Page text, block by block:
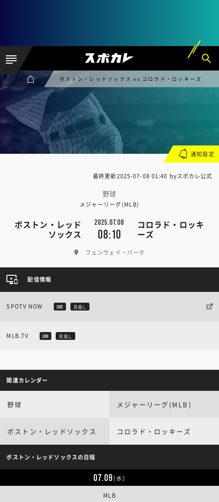
ボストン・レッドソックス vs コロラド・ロッキーズ
最終更新2025-07-08 01:40 byスポカレ公式
野球
メジャーリーグ(MLB)
ボストン・レッド
ソックス
2025.07.08
08:10
コロラド・ロッキ
ーズ
フェンウェイ・パーク
通知設定
配信情報
SPOTV NOW LIVE 見逃し
MLB.TV LIVE 見逃し
関連カレンダー
野球 メジャーリーグ(MLB)
ボストン・レッドソックス コロラド・ロッキーズ
ボストン・レッドソックスの日程
07.09[水]
MLB